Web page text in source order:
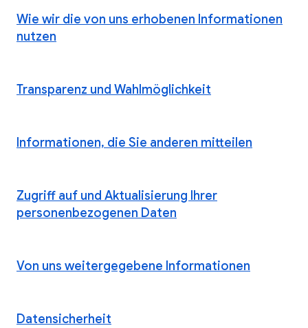
Wie wir die von uns erhobenen Informationen
nutzen
Transparenz und Wahlmöglichkeit
Informationen, die Sie anderen mitteilen
Zugriff auf und Aktualisierung Ihrer
personenbezogenen Daten
Von uns weitergegebene Informationen
Datensicherheit